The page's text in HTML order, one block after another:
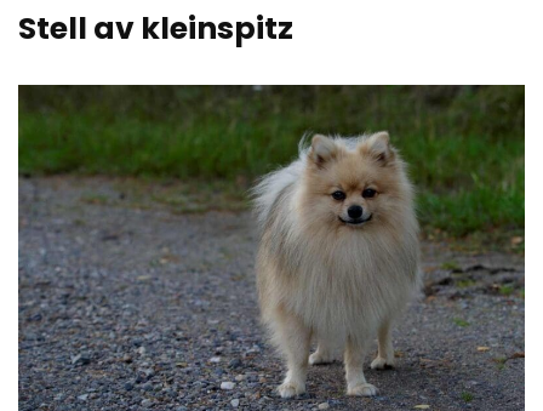
Stell av kleinspitz